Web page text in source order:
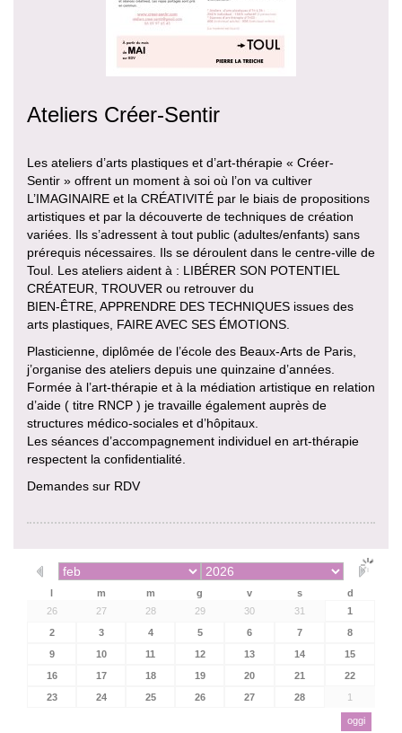
Ateliers Créer-Sentir
Les ateliers d’arts plastiques et d’art-thérapie « Créer-
Sentir » offrent un moment à soi où l’on va cultiver
L’IMAGINAIRE et la CRÉATIVITÉ par le biais de propositions
artistiques et par la découverte de techniques de création
variées. Ils s’adressent à tout public (adultes/enfants) sans
prérequis nécessaires. Ils se déroulent dans le centre-ville de
Toul. Les ateliers aident à : LIBÉRER SON POTENTIEL
CRÉATEUR, TROUVER ou retrouver du
BIEN-ÊTRE, APPRENDRE DES TECHNIQUES issues des
arts plastiques, FAIRE AVEC SES ÉMOTIONS.
Plasticienne, diplômée de l’école des Beaux-Arts de Paris,
j’organise des ateliers depuis une quinzaine d’années.
Formée à l’art-thérapie et à la médiation artistique en relation
d’aide ( titre RNCP ) je travaille également auprès de
structures médico-sociales et d’hôpitaux.
Les séances d’accompagnement individuel en art-thérapie
respectent la confidentialité.
Demandes sur RDV
l m m g v s
d
26
27 28 29 30 31
1
2
3 4 5 6 7
8
9
10 11 12 13 14
15
16
17 18 19 20 21
22
23
24 25 26 27 28 1
oggi